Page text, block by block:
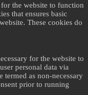
the website to function
that ensures basic
These cookies do
for the website to
personal data via
termed as non-necessary
prior to running